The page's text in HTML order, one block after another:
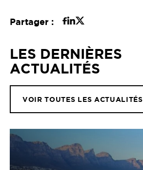
Partager :
LES DERNIÈRES
ACTUALITÉS
VOIR TOUTES LES ACTUALITÉS